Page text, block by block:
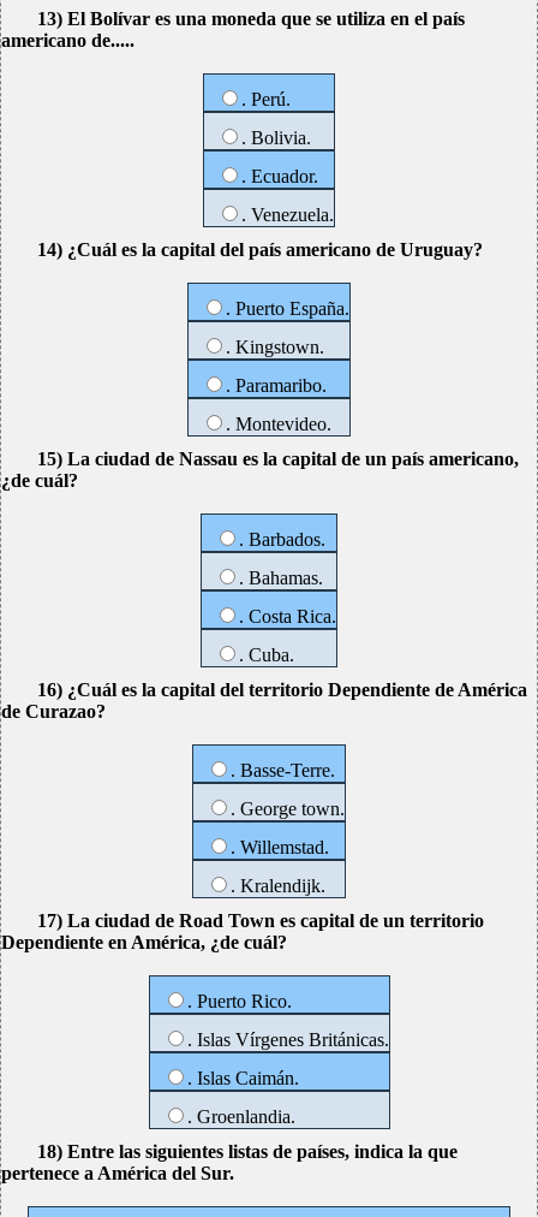
13) El Bolívar es una moneda que se utiliza en el país
americano de.....
. Perú.
. Bolivia.
. Ecuador.
. Venezuela.
14) ¿Cuál es la capital del país americano de Uruguay?
. Puerto España.
. Kingstown.
. Paramaribo.
. Montevideo.
15) La ciudad de Nassau es la capital de un país americano,
¿de cuál?
. Barbados.
. Bahamas.
. Costa Rica.
. Cuba.
16) ¿Cuál es la capital del territorio Dependiente de América
de Curazao?
. Basse-Terre.
. George town.
. Willemstad.
. Kralendijk.
17) La ciudad de Road Town es capital de un territorio
Dependiente en América, ¿de cuál?
. Puerto Rico.
. Islas Vírgenes Británicas.
. Islas Caimán.
. Groenlandia.
18) Entre las siguientes listas de países, indica la que
pertenece a América del Sur.